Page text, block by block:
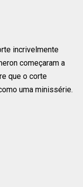
incrivelmente
começaram a
que o corte
uma minissérie.